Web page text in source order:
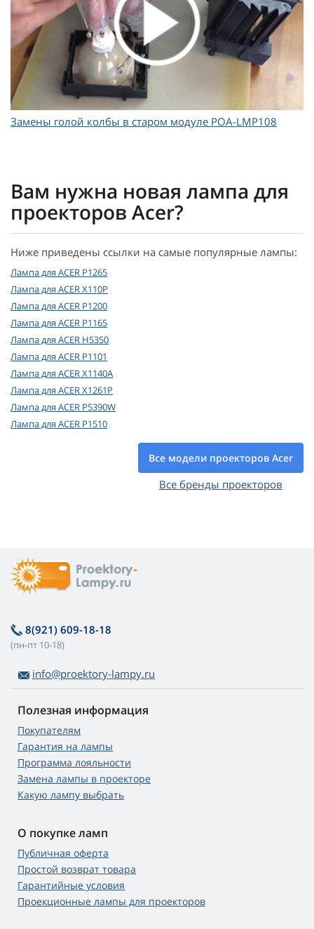
Замены голой колбы в старом модуле POA-LMP108
Вам нужна новая лампа для
проекторов Acer?
Ниже приведены ссылки на самые популярные лампы:
Лампа для ACER P1265
Лампа для ACER X110P
Лампа для ACER P1200
Лампа для ACER P1165
Лампа для ACER H5350
Лампа для ACER P1101
Лампа для ACER X1140A
Лампа для ACER X1261P
Лампа для ACER P5390W
Лампа для ACER P1510
Все модели проекторов Acer
Все бренды проекторов
8(921) 609-18-18
(пн-пт 10-18)
info@proektory-lampy.ru
Полезная информация
Покупателям
Гарантия на лампы
Программа лояльности
Замена лампы в проекторе
Какую лампу выбрать
О покупке ламп
Публичная оферта
Простой возврат товара
Гарантийные условия
Проекционные лампы для проекторов